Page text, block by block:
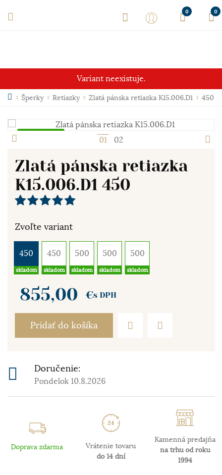
0 0
Variant neexistuje.
Šperky Retiazky Zlatá pánska retiazka K15.006.D1 450
1 2
Zlatá pánska retiazka
K15.006.D1 450
Zvoľte variant
450
skladom
450
skladom
500
skladom
500
skladom
500
skladom
855,00 €s DPH
Pridať do košíka
Doručenie:
Pondelok 10.8.2026
Doprava zdarma
Vrátenie tovaru
do 14 dní
Kamenná predajňa
na trhu od roku
1994